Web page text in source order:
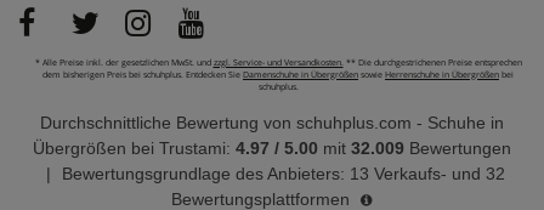
* Alle Preise inkl. der gesetzlichen MwSt. und zzgl. Service- und Versandkosten. ** Die durchgestrichenen Preise entsprechen
dem bisherigen Preis bei schuhplus. Entdecken Sie Damenschuhe in Übergrößen sowie Herrenschuhe in Übergrößen bei
schuhplus.
Durchschnittliche Bewertung von schuhplus.com - Schuhe in
Übergrößen bei Trustami: 4.97 / 5.00 mit 32.009 Bewertungen
|
Bewertungsgrundlage des Anbieters: 13 Verkaufs- und 32
Bewertungsplattformen